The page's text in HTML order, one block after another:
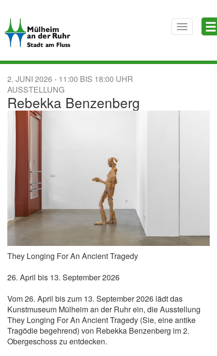
zum
Inhalt
Toggle
navigation
☰
2. JUNI 2026 11:00 BIS 18:00
AUSSTELLUNG
Rebekka Benzenberg
They Longing For An Ancient Tragedy
26. April bis 13. September 2026
Vom 26. April bis zum 13. September 2026 lädt das
Kunstmuseum Mülheim an der Ruhr ein, die Ausstellung
They Longing For An Ancient Tragedy (Sie, eine antike
Tragödie begehrend) von Rebekka Benzenberg im 2.
Obergeschoss zu entdecken.